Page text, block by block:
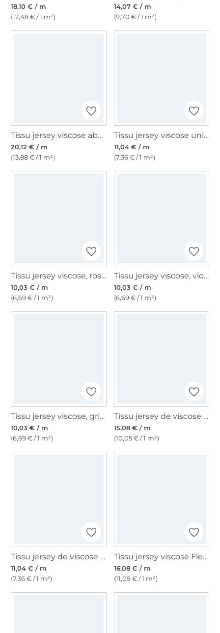
18,10 € / m
(12,48 € / 1 m²)
14,07 € / m
(9,70 € / 1 m²)
Tissu jersey viscose abstract flowers, rose millennial
20,12 € / m
(13,88 € / 1 m²)
Tissu jersey viscose uni, blanc
11,04 € / m
(7,36 € / 1 m²)
Tissu jersey viscose, rose fuchsia
10,03 € / m
(6,69 € / 1 m²)
Tissu jersey viscose, violet clair
10,03 € / m
(6,69 € / 1 m²)
Tissu jersey viscose, gris foncé
10,03 € / m
(6,69 € / 1 m²)
Tissu jersey de viscose Vintage Modal Touch, noir
15,08 € / m
(10,05 € / 1 m²)
Tissu jersey de viscose lourd uni, noir
11,04 € / m
(7,36 € / 1 m²)
Tissu jersey viscose Fleur Colorful Flowers, jaune
16,08 € / m
(11,09 € / 1 m²)